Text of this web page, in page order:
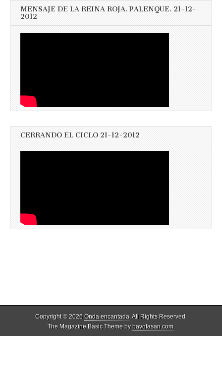
MENSAJE DE LA REINA ROJA. PALENQUE. 21-12-
2012
CERRANDO EL CICLO 21-12-2012
Copyright © 2026 Onda encantada. All Rights Reserved.
The Magazine Basic Theme bybavotasan.com.